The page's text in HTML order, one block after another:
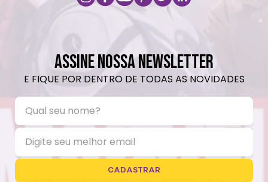
ASSINE NOSSA NEWSLETTER
E FIQUE POR DENTRO DE TODAS AS NOVIDADES
CADASTRAR